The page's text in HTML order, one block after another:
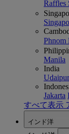
Raffles
Phnom
Manila
India
Udaipur
Jakarta
すべて表示
インド洋